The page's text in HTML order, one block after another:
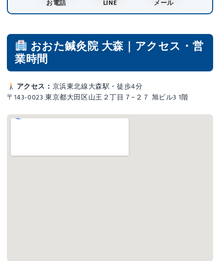
お電話 LINE メール
おおた鍼灸院 大森｜アクセス・営
業時間
アクセス： 京浜東北線大森駅・徒歩4分
〒143-0023 東京都大田区山王２丁目７−２７ 旭ビル3 1階